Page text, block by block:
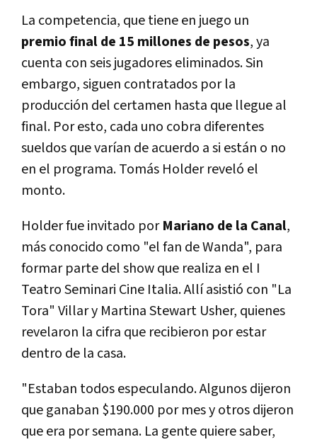
La competencia, que tiene en juego un
premio final de 15 millones de pesos, ya
cuenta con seis jugadores eliminados. Sin
embargo, siguen contratados por la
producción del certamen hasta que llegue al
final. Por esto, cada uno cobra diferentes
sueldos que varían de acuerdo a si están o no
en el programa. Tomás Holder reveló el
monto.
Holder fue invitado porMariano de la Canal,
más conocido como "el fan de Wanda", para
formar parte del show que realiza en el I
Teatro Seminari Cine Italia. Allí asistió con "La
Tora" Villar y Martina Stewart Usher, quienes
revelaron la cifra que recibieron por estar
dentro de la casa.
"Estaban todos especulando. Algunos dijeron
que ganaban $190.000 por mes y otros dijeron
que era por semana. La gente quiere saber,